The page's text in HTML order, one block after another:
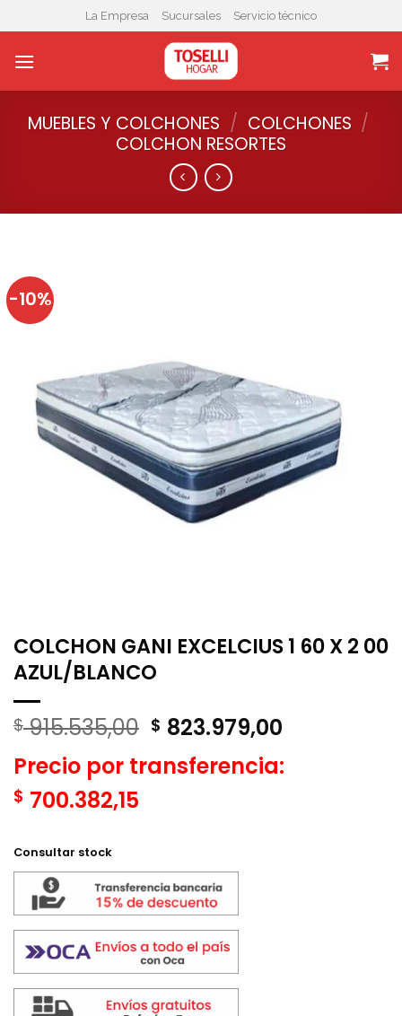
to
content
La Empresa Sucursales Servicio técnico
MUEBLES Y COLCHONES / COLCHONES /
COLCHON RESORTES
-10%
COLCHON GANI EXCELCIUS 1 60 X 2 00
AZUL/BLANCO
$915.535,00 El
original
$ 823.979,00
actual
Precio por transferencia:
$ 700.382,15
Consultar stock